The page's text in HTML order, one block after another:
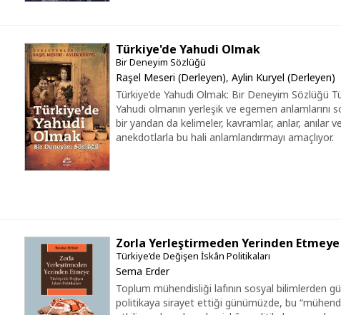
Türkiye'de Yahudi Olmak
Bir Deneyim Sözlüğü
Raşel Meseri (Derleyen), Aylin Kuryel (Derleyen)
Türkiye’de Yahudi Olmak: Bir Deneyim Sözlüğü
Yahudi olmanın yerleşik ve egemen anlamlarını
bir yandan da kelimeler, kavramlar, anlar, anılar ve
anekdotlarla bu hali anlamlandırmayı amaçlıyor.
Zorla Yerleştirmeden Yerinden Etmeye
Türkiye’de Değişen İskân Politikaları
Sema Erder
Toplum mühendisliği lafının sosyal bilimlerden
politikaya sirayet ettiği günümüzde, bu